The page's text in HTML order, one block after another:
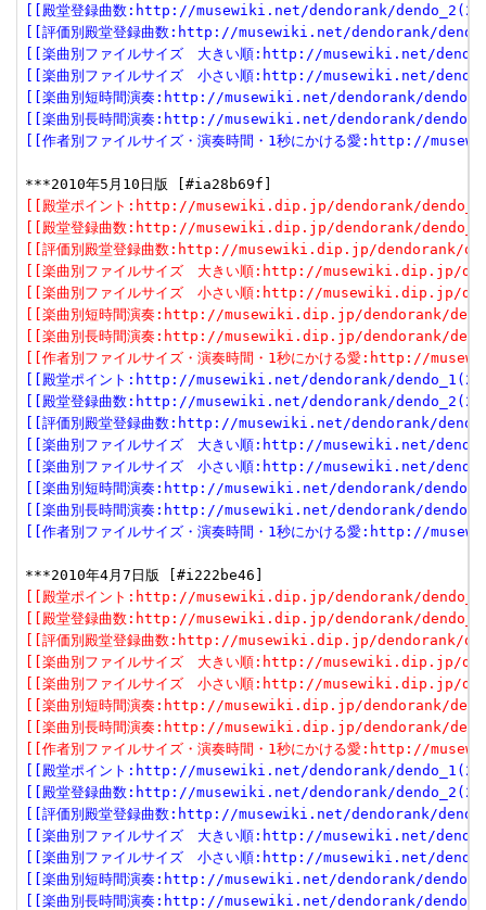
[[殿堂登録曲数:http://musewiki.net/dendorank/
[[評価別殿堂登録曲数:http://musewiki.net/dendorank/
[[楽曲別ファイルサイズ　大きい順:http://musewiki.net/
[[楽曲別ファイルサイズ　小さい順:http://musewiki.net/
[[楽曲別短時間演奏:http://musewiki.net/dendorank/
[[楽曲別長時間演奏:http://musewiki.net/dendorank/
[[作者別ファイルサイズ・演奏時間・1秒にかける愛:http://
[[殿堂ポイント:http://musewiki.dip.jp/dendorank/
[[殿堂登録曲数:http://musewiki.dip.jp/dendorank/
[[評価別殿堂登録曲数:http://musewiki.dip.jp/dendorank/
[[楽曲別ファイルサイズ　大きい順:http://musewiki.dip.jp/
[[楽曲別ファイルサイズ　小さい順:http://musewiki.dip.jp/
[[楽曲別短時間演奏:http://musewiki.dip.jp/dendorank/
[[楽曲別長時間演奏:http://musewiki.dip.jp/dendorank/
[[作者別ファイルサイズ・演奏時間・1秒にかける愛:http://
[[殿堂ポイント:http://musewiki.net/dendorank/
[[殿堂登録曲数:http://musewiki.net/dendorank/
[[評価別殿堂登録曲数:http://musewiki.net/dendorank/
[[楽曲別ファイルサイズ　大きい順:http://musewiki.net/
[[楽曲別ファイルサイズ　小さい順:http://musewiki.net/
[[楽曲別短時間演奏:http://musewiki.net/dendorank/
[[楽曲別長時間演奏:http://musewiki.net/dendorank/
[[作者別ファイルサイズ・演奏時間・1秒にかける愛:http://
[[殿堂ポイント:http://musewiki.dip.jp/dendorank/
[[殿堂登録曲数:http://musewiki.dip.jp/dendorank/
[[評価別殿堂登録曲数:http://musewiki.dip.jp/dendorank/
[[楽曲別ファイルサイズ　大きい順:http://musewiki.dip.jp/
[[楽曲別ファイルサイズ　小さい順:http://musewiki.dip.jp/
[[楽曲別短時間演奏:http://musewiki.dip.jp/dendorank/
[[楽曲別長時間演奏:http://musewiki.dip.jp/dendorank/
[[作者別ファイルサイズ・演奏時間・1秒にかける愛:http://
[[殿堂ポイント:http://musewiki.net/dendorank/
[[殿堂登録曲数:http://musewiki.net/dendorank/
[[評価別殿堂登録曲数:http://musewiki.net/dendorank/
[[楽曲別ファイルサイズ　大きい順:http://musewiki.net/
[[楽曲別ファイルサイズ　小さい順:http://musewiki.net/
[[楽曲別短時間演奏:http://musewiki.net/dendorank/
[[楽曲別長時間演奏:http://musewiki.net/dendorank/